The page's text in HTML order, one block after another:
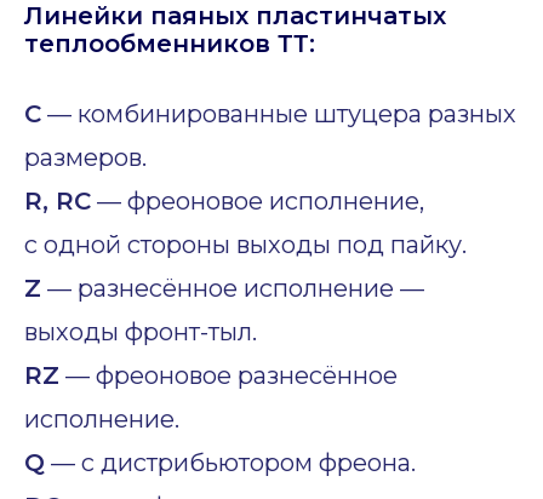
Линейки паяных пластинчатых
теплообменников ТТ:
C — комбинированные штуцера разных
размеров.
R, RC — фреоновое исполнение,
с одной стороны выходы под пайку.
Z — разнесённое исполнение —
выходы фронт-тыл.
RZ — фреоновое разнесённое
исполнение.
Q — с дистрибьютором фреона.